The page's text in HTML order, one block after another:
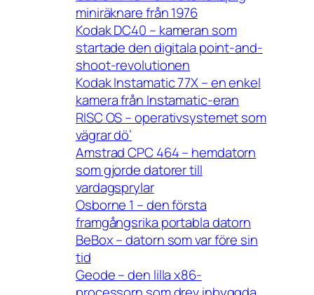
miniräknare från 1976
Kodak DC40 – kameran som
startade den digitala point-and-
shoot-revolutionen
Kodak Instamatic 77X – en enkel
kamera från Instamatic-eran
RISC OS – operativsystemet som
vägrar dö’
Amstrad CPC 464 – hemdatorn
som gjorde datorer till
vardagsprylar
Osborne 1 – den första
framgångsrika portabla datorn
BeBox – datorn som var före sin
tid
Geode – den lilla x86-